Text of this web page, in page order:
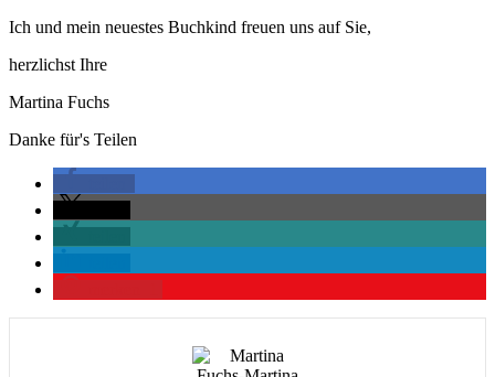
Ich und mein neuestes Buchkind freuen uns auf Sie,
herzlichst Ihre
Martina Fuchs
Danke für's Teilen